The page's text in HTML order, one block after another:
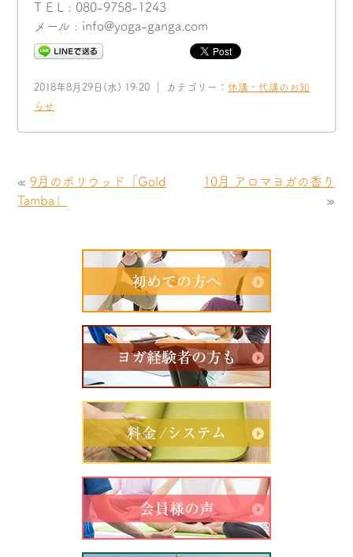
T E L : 080-9758-1243
メール : info@yoga-ganga.com
2018年8月29日(水) 19:20 ｜ カテゴリー：休講・代講のお知
らせ
« 9月のボリウッド「Gold
Tamba」
10月 アロマヨガの香り
»